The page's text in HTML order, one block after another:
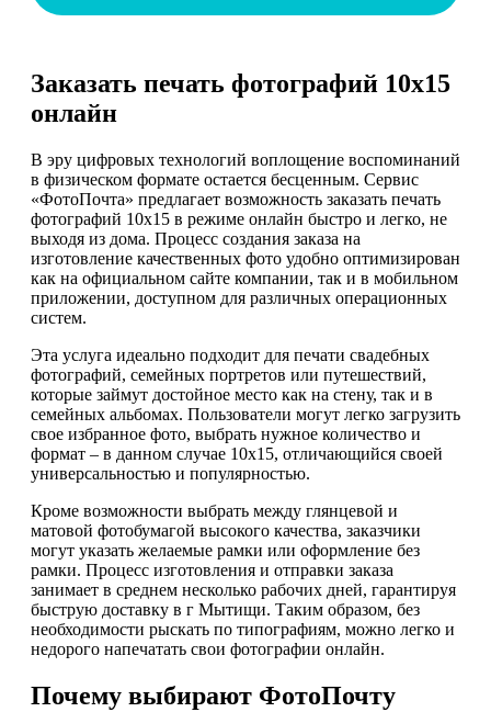
Заказать печать фотографий 10х15
онлайн
В эру цифровых технологий воплощение воспоминаний
в физическом формате остается бесценным. Сервис
«ФотоПочта» предлагает возможность заказать печать
фотографий 10х15 в режиме онлайн быстро и легко, не
выходя из дома. Процесс создания заказа на
изготовление качественных фото удобно оптимизирован
как на официальном сайте компании, так и в мобильном
приложении, доступном для различных операционных
систем.
Эта услуга идеально подходит для печати свадебных
фотографий, семейных портретов или путешествий,
которые займут достойное место как на стену, так и в
семейных альбомах. Пользователи могут легко загрузить
свое избранное фото, выбрать нужное количество и
формат – в данном случае 10х15, отличающийся своей
универсальностью и популярностью.
Кроме возможности выбрать между глянцевой и
матовой фотобумагой высокого качества, заказчики
могут указать желаемые рамки или оформление без
рамки. Процесс изготовления и отправки заказа
занимает в среднем несколько рабочих дней, гарантируя
быструю доставку в г Мытищи. Таким образом, без
необходимости рыскать по типографиям, можно легко и
недорого напечатать свои фотографии онлайн.
Почему выбирают ФотоПочту